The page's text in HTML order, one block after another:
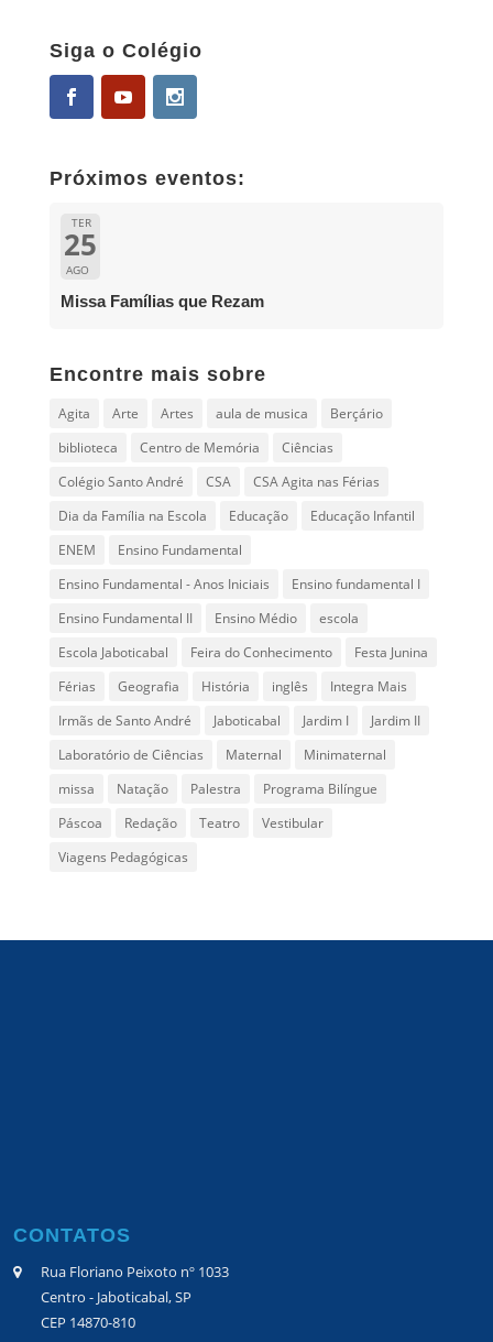
Siga o Colégio
Próximos eventos:
TER
25
AGO
Missa Famílias que Rezam
Encontre mais sobre
Agita Arte Artes aula de musica
Berçário
biblioteca
Centro de Memória
Ciências
Colégio Santo André
CSA
CSA Agita nas Férias
Dia da Família na Escola
Educação
Educação Infantil
ENEM
Ensino Fundamental
Ensino Fundamental - Anos Iniciais
Ensino fundamental I
Ensino Fundamental II
Ensino Médio
escola
Escola Jaboticabal
Feira do Conhecimento
Festa Junina
Férias
Geografia História inglês
Integra Mais
Irmãs de Santo André
Jaboticabal Jardim I
Jardim II
Laboratório de Ciências
Maternal
Minimaternal
missa
Natação Palestra
Programa Bilíngue
Páscoa
Redação Teatro
Vestibular
Viagens Pedagógicas
CONTATOS
Rua Floriano Peixoto nº 1033
Centro - Jaboticabal, SP
CEP 14870-810